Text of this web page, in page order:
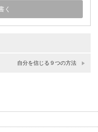
自分を信じる９つの方法